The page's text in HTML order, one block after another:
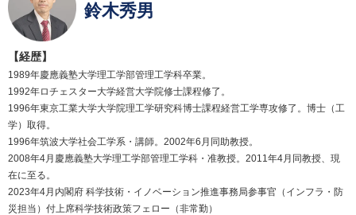
鈴木秀男
【経歴】
1989年慶應義塾大学理工学部管理工学科卒業。
1992年ロチェスター大学経営大学院修士課程修了。
1996年東京工業大学大学院理工学研究科博士課程経営工学専攻修了。博士（工
学）取得。
1996年筑波大学社会工学系・講師。2002年6月同助教授。
2008年4月慶應義塾大学理工学部管理工学科・准教授。2011年4月同教授、現
在に至る。
2023年4月内閣府 科学技術・イノベーション推進事務局参事官（インフラ・防
災担当）付上席科学技術政策フェロー（非常勤）